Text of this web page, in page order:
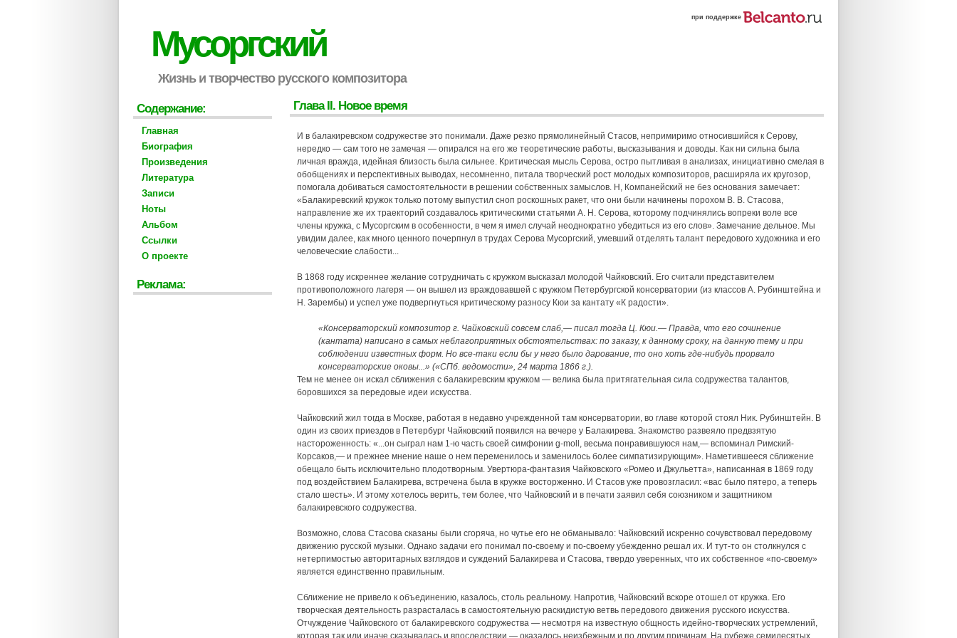
при поддержке
Мусоргский
Жизнь и творчество русского композитора
Глава II. Новое время
И в балакиревском содружестве это понимали. Даже резко прямолинейный Стасов, непримиримо относившийся к Серову,
нередко — сам того не замечая — опирался на его же теоретические работы, высказывания и доводы. Как ни сильна была
личная вражда, идейная близость была сильнее. Критическая мысль Серова, остро пытливая в анализах, инициативно смелая в
обобщениях и перспективных выводах, несомненно, питала творческий рост молодых композиторов, расширяла их кругозор,
помогала добиваться самостоятельности в решении собственных замыслов. Н, Компанейский не без основания замечает:
«Балакиревский кружок только потому выпустил сноп роскошных ракет, что они были начинены порохом В. В. Стасова,
направление же их траекторий создавалось критическими статьями А. Н. Серова, которому подчинялись вопреки воле все
члены кружка, с Мусоргским в особенности, в чем я имел случай неоднократно убедиться из его слов». Замечание дельное. Мы
увидим далее, как много ценного почерпнул в трудах Серова Мусоргский, умевший отделять талант передового художника и его
человеческие слабости...
В 1868 году искреннее желание сотрудничать с кружком высказал молодой Чайковский. Его считали представителем
противоположного лагеря — он вышел из враждовавшей с кружком Петербургской консерватории (из классов А. Рубинштейна и
Н. Зарембы) и успел уже подвергнуться критическому разносу Кюи за кантату «К радости».
«Консерваторский композитор г. Чайковский совсем слаб,— писал тогда Ц. Кюи.— Правда, что его сочинение
(кантата) написано в самых неблагоприятных обстоятельствах: по заказу, к данному сроку, на данную тему и при
соблюдении известных форм. Но все-таки если бы у него было дарование, то оно хоть где-нибудь прорвало
консерваторские оковы...» («СПб. ведомости», 24 марта 1866 г.).
Тем не менее он искал сближения с балакиревским кружком — велика была притягательная сила содружества талантов,
боровшихся за передовые идеи искусства.
Чайковский жил тогда в Москве, работая в недавно учрежденной там консерватории, во главе которой стоял Ник. Рубинштейн. В
один из своих приездов в Петербург Чайковский появился на вечере у Балакирева. Знакомство развеяло предвзятую
настороженность: «...он сыграл нам 1-ю часть своей симфонии g-moll, весьма понравившуюся нам,— вспоминал Римский-
Корсаков,— и прежнее мнение наше о нем переменилось и заменилось более симпатизирующим». Наметившееся сближение
обещало быть исключительно плодотворным. Увертюра-фантазия Чайковского «Ромео и Джульетта», написанная в 1869 году
под воздействием Балакирева, встречена была в кружке восторженно. И Стасов уже провозгласил: «вас было пятеро, а теперь
стало шесть». И этому хотелось верить, тем более, что Чайковский и в печати заявил себя союзником и защитником
балакиревского содружества.
Возможно, слова Стасова сказаны были сгоряча, но чутье его не обманывало: Чайковский искренно сочувствовал передовому
движению русской музыки. Однако задачи его понимал по-своему и по-своему убежденно решал их. И тут-то он столкнулся с
нетерпимостью авторитарных взглядов и суждений Балакирева и Стасова, твердо уверенных, что их собственное «по-своему»
является единственно правильным.
Сближение не привело к объединению, казалось, столь реальному. Напротив, Чайковский вскоре отошел от кружка. Его
творческая деятельность разрасталась в самостоятельную раскидистую ветвь передового движения русского искусства.
Отчуждение Чайковского от балакиревского содружества — несмотря на известную общность идейно-творческих устремлений,
которая так или иначе сказывалась и впоследствии,— оказалось неизбежным и по другим причинам. На рубеже семидесятых
Содержание:
Главная
Биография
Произведения
Литература
Записи
Ноты
Альбом
Ссылки
О проекте
Реклама: